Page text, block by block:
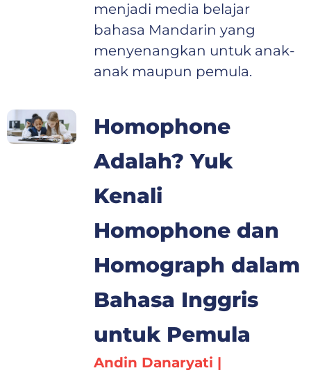
menjadi media belajar
bahasa Mandarin yang
menyenangkan untuk anak-
anak maupun pemula.
Homophone
Adalah? Yuk
Kenali
Homophone dan
Homograph dalam
Bahasa Inggris
untuk Pemula
Andin Danaryati